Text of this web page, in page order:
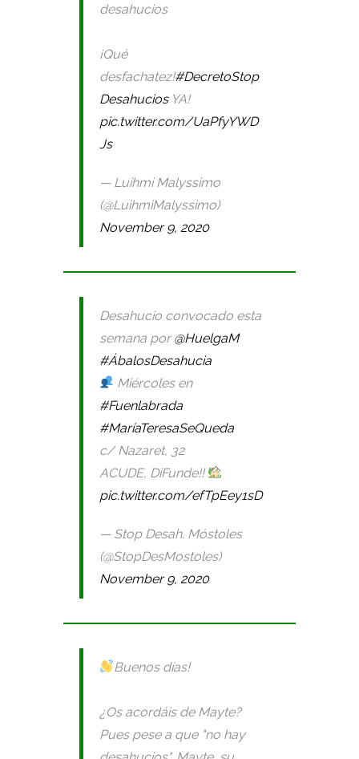
desahucios
¡Qué
desfachatez!#DecretoStop
DesahuciosYA!
pic.twitter.com/UaPfyYWD
Js
— Luihmi Malyssimo
(@LuihmiMalyssimo)
November 9, 2020
Desahucio convocado esta
semana por @HuelgaM
#ÁbalosDesahucia
Miércoles en
#Fuenlabrada
#MaríaTeresaSeQueda
c/ Nazaret, 32
ACUDE, DiFunde!!
pic.twitter.com/efTpEey1sD
— Stop Desah. Móstoles
(@StopDesMostoles)
November 9, 2020
Buenos días!
¿Os acordáis de Mayte?
Pues pese a que "no hay